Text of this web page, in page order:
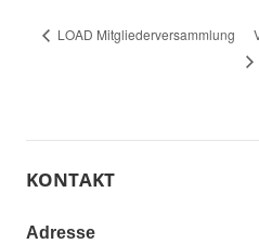
LOAD Mitgliederversammlung
KONTAKT
Adresse